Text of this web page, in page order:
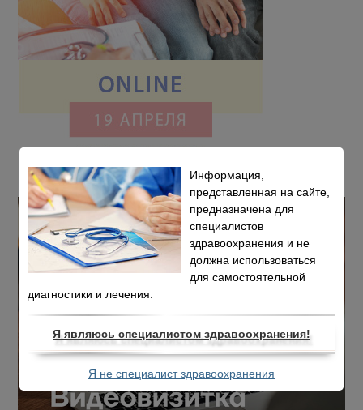
Информация,
представленная на сайте,
предназначена для
специалистов
здравоохранения и не
должна использоваться
для самостоятельной
диагностики и лечения.
Я являюсь специалистом здравоохранения!
Я не специалист здравоохранения